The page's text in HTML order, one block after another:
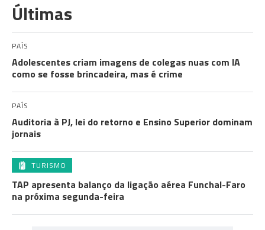
Últimas
PAÍS
Adolescentes criam imagens de colegas nuas com IA
como se fosse brincadeira, mas é crime
PAÍS
Auditoria à PJ, lei do retorno e Ensino Superior dominam
jornais
TURISMO
TAP apresenta balanço da ligação aérea Funchal-Faro
na próxima segunda-feira